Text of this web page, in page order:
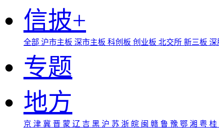
信披+
全部 沪市主板 深市主板 科创板 创业板 北交所 新三板
专题
地方
京 津 冀 晋 蒙 辽 吉 黑 沪 苏 浙 皖 闽 赣 鲁 豫 鄂 湘 粤 桂